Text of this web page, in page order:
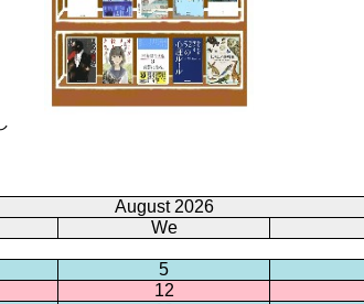
August 2026
We
5
12